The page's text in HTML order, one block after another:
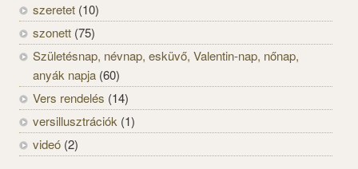
szeretet (10)
szonett (75)
Születésnap, névnap, esküvő, Valentin-nap, nőnap,
anyák napja (60)
Vers rendelés (14)
versillusztrációk (1)
videó (2)